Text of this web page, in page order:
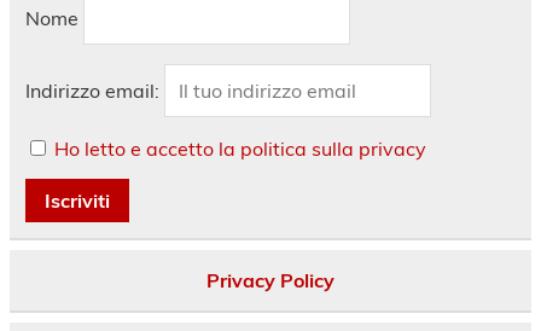
Nome
Indirizzo email:
Ho letto e accetto la politica sulla privacy
Privacy Policy